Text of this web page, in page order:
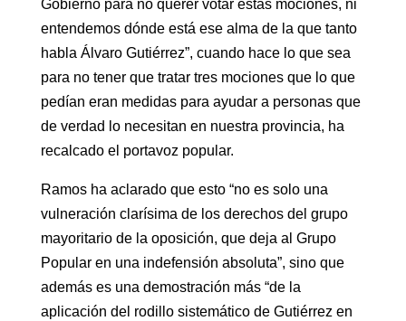
Gobierno para no querer votar estas mociones, ni
entendemos dónde está ese alma de la que tanto
habla Álvaro Gutiérrez”, cuando hace lo que sea
para no tener que tratar tres mociones que lo que
pedían eran medidas para ayudar a personas que
de verdad lo necesitan en nuestra provincia, ha
recalcado el portavoz popular.
Ramos ha aclarado que esto “no es solo una
vulneración clarísima de los derechos del grupo
mayoritario de la oposición, que deja al Grupo
Popular en una indefensión absoluta”, sino que
además es una demostración más “de la
aplicación del rodillo sistemático de Gutiérrez en